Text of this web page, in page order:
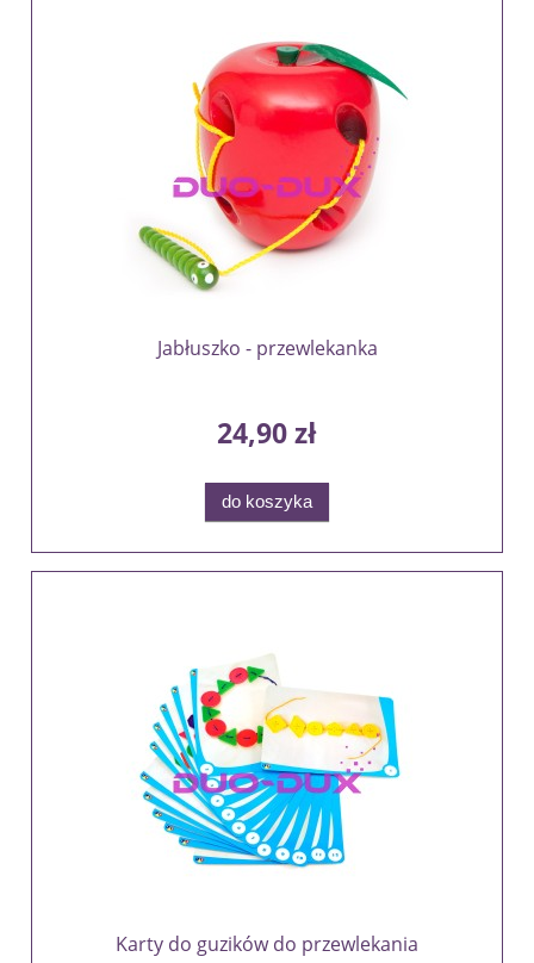
Jabłuszko - przewlekanka
24,90 zł
do koszyka
Karty do guzików do przewlekania